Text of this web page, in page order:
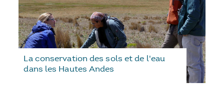
La conservation des sols et de l'eau
dans les Hautes Andes